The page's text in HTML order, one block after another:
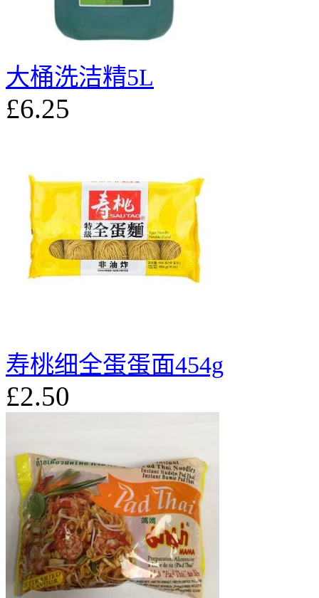
大桶洗洁精5L
£6.25
寿桃细全蛋蛋面454g
£2.50